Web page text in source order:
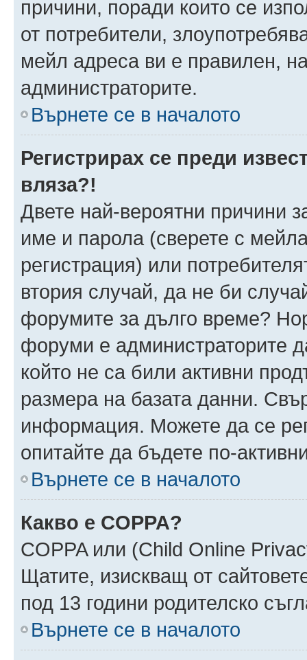
причини, поради които се
от потребители,
мейл адреса ви е правилен,
администраторите.
Върнете се в началото
Регистрирах се преди
вляза?!
Двете най-вероятни причини
име и парола (сверете с
регистрация) или
втория случай, да не би
форумите за дълго време?
форуми е администраторите
който не са били активни
размера на базата данни.
информация. Можете да се
опитайте да бъдете по-
Върнете се в началото
Какво е COPPA?
COPPA или (Child Online
Щатите, изискващ от
под 13 години родителско
Върнете се в началото